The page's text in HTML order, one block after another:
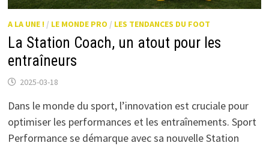
A LA UNE ! / LE MONDE PRO / LES TENDANCES DU FOOT
La Station Coach, un atout pour les
entraîneurs
2025-03-18
Dans le monde du sport, l’innovation est cruciale pour
optimiser les performances et les entraînements. Sport
Performance se démarque avec sa nouvelle Station